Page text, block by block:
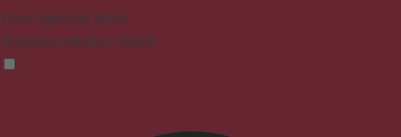
Vision Impaired Mode
Enhances website's visuals